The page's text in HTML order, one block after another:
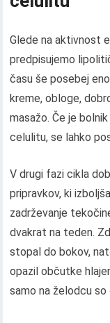
Glede na aktivnost
predpisujemo
času še posebej
kreme, obloge,
masažo. Če je
celulitu, se lahko
V drugi fazi cikla
pripravkov, ki
zadrževanje
dvakrat na teden.
stopal do bokov,
opazil občutke
samo na želodcu